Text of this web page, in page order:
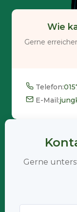
Wie
Gerne
Telefon:
E-Mail:
Gerne